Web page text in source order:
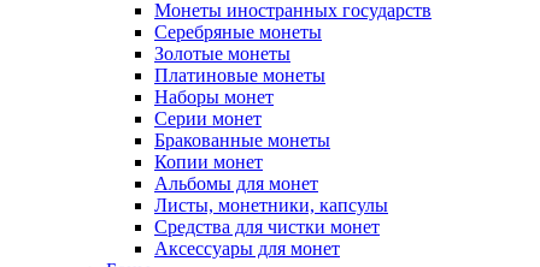
Монеты иностранных государств
Серебряные монеты
Золотые монеты
Платиновые монеты
Наборы монет
Серии монет
Бракованные монеты
Копии монет
Альбомы для монет
Листы, монетники, капсулы
Средства для чистки монет
Аксессуары для монет